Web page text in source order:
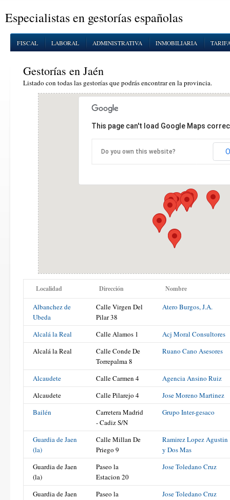
Especialistas en gestorías españolas
FISCAL LABORAL ADMINISTRATIVA INMOBILIARIA
Gestorías en Jaén
Listado con todas las gestorías que podrás encontrar en la provincia.
This page can't load Google Maps
Do you own this website?
Localidad Dirección Nombre
Albanchez de
Ubeda
Calle Virgen Del
Pilar 38
Atero Burgos, J.A.
Alcalá la Real Calle Alamos 1
Acj Moral Consultores
Alcalá la Real
Calle Conde De
Torrepalma 8
Ruano Cano Asesores
Alcaudete Calle Carmen 4
Agencia Ansino Ruiz
Alcaudete
Calle Pilarejo 4
Jose Moreno Martinez
Bailén
Carretera Madrid
- Cadiz S/N
Grupo Inter-gesaco
Guardia de Jaen
(la)
Calle Millan De
Priego 9
Ramirez Lopez Agustin
y Dos Mas
Guardia de Jaen
(la)
Paseo la
Estacion 20
Jose Toledano Cruz
Guardia de Jaen
Paseo la
Jose Toledano Cruz